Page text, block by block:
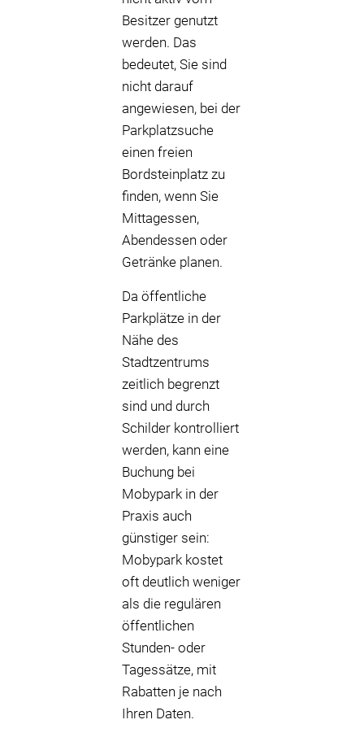
Besitzer genutzt
werden. Das
bedeutet, Sie sind
nicht darauf
angewiesen, bei der
Parkplatzsuche
einen freien
Bordsteinplatz zu
finden, wenn Sie
Mittagessen,
Abendessen oder
Getränke planen.
Da öffentliche
Parkplätze in der
Nähe des
Stadtzentrums
zeitlich begrenzt
sind und durch
Schilder kontrolliert
werden, kann eine
Buchung bei
Mobypark in der
Praxis auch
günstiger sein:
Mobypark kostet
oft deutlich weniger
als die regulären
öffentlichen
Stunden- oder
Tagessätze, mit
Rabatten je nach
Ihren Daten.